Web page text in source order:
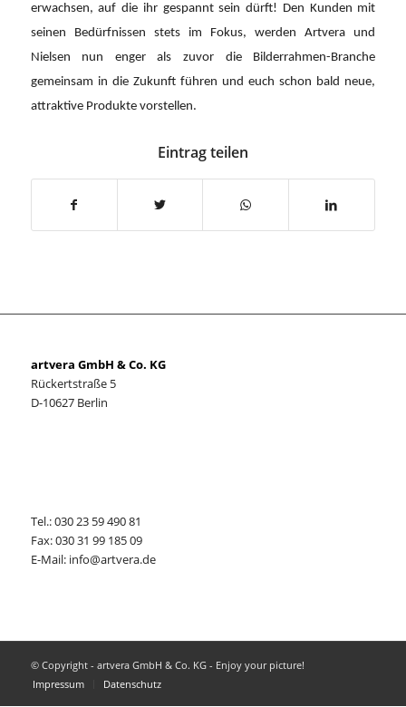
erwachsen, auf die ihr gespannt sein dürft! Den Kunden mit
seinen Bedürfnissen stets im Fokus, werden Artvera und
Nielsen nun enger als zuvor die Bilderrahmen-Branche
gemeinsam in die Zukunft führen und euch schon bald neue,
attraktive Produkte vorstellen.
Eintrag teilen
artvera GmbH & Co. KG
Rückertstraße 5
D-10627 Berlin
Tel.: 030 23 59 490 81
Fax: 030 31 99 185 09
E-Mail: info@artvera.de
© Copyright - artvera GmbH & Co. KG - Enjoy your picture!
Impressum
Datenschutz